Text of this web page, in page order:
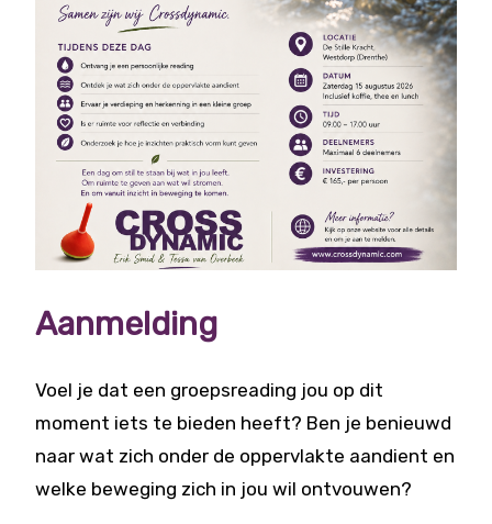
Aanmelding
Voel je dat een groepsreading jou op dit
moment iets te bieden heeft? Ben je benieuwd
naar wat zich onder de oppervlakte aandient en
welke beweging zich in jou wil ontvouwen?